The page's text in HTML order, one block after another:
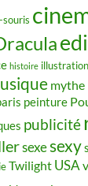
souris
histoire illustration
mythe
peinture
publicité
sexesexy
Twilight USA